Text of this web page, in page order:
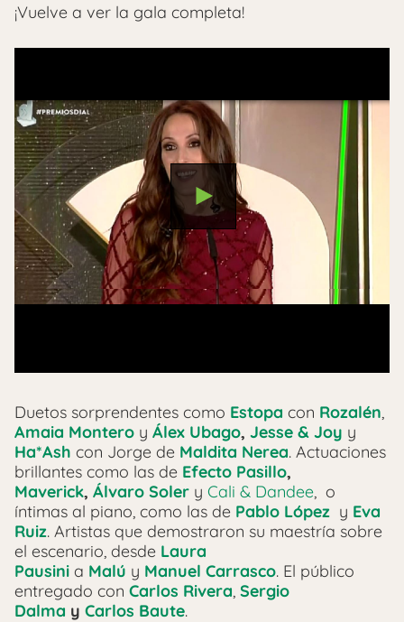
¡Vuelve a ver la gala completa!
Duetos sorprendentes como Estopa con Rozalén,
Amaia Montero y Álex Ubago, Jesse & Joy y
Ha*Ash con Jorge de Maldita Nerea. Actuaciones
brillantes como las de Efecto Pasillo,
Maverick, Álvaro Soler y Cali & Dandee, o
íntimas al piano, como las de Pablo López y Eva
Ruiz. Artistas que demostraron su maestría sobre
el escenario, desde Laura
Pausini a Malú y Manuel Carrasco. El público
entregado con Carlos Rivera, Sergio
Dalma y Carlos Baute.